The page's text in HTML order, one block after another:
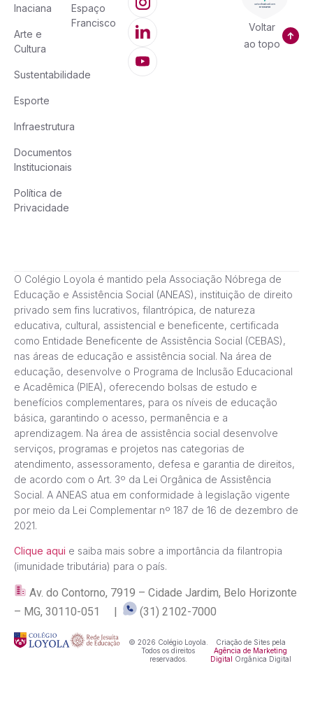
Inaciana
Arte e
Cultura
Sustentabilidade
Esporte
Infraestrutura
Documentos
Institucionais
Política de
Privacidade
Espaço
Francisco
Voltar
ao topo
O Colégio Loyola é mantido pela Associação Nóbrega de
Educação e Assistência Social (ANEAS), instituição de direito
privado sem fins lucrativos, filantrópica, de natureza
educativa, cultural, assistencial e beneficente, certificada
como Entidade Beneficente de Assistência Social (CEBAS),
nas áreas de educação e assistência social. Na área de
educação, desenvolve o Programa de Inclusão Educacional
e Acadêmica (PIEA), oferecendo bolsas de estudo e
benefícios complementares, para os níveis de educação
básica, garantindo o acesso, permanência e a
aprendizagem. Na área de assistência social desenvolve
serviços, programas e projetos nas categorias de
atendimento, assessoramento, defesa e garantia de direitos,
de acordo com o Art. 3º da Lei Orgânica de Assistência
Social. A ANEAS atua em conformidade à legislação vigente
por meio da Lei Complementar nº 187 de 16 de dezembro de
2021.
Clique aqui e saiba mais sobre a importância da filantropia
(imunidade tributária) para o país.
Av. do Contorno, 7919 – Cidade Jardim, Belo Horizonte
– MG, 30110-051 |
(31) 2102-7000
© 2026 Colégio Loyola.
Todos os direitos
reservados.
Criação de Sites pela
Agência de Marketing
Digital Orgânica Digital